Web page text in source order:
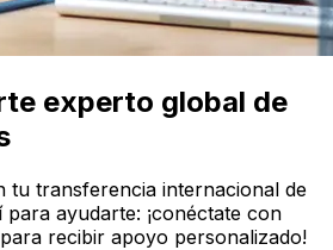
experto global de
tu transferencia internacional de
para ayudarte: ¡conéctate con
recibir apoyo personalizado!